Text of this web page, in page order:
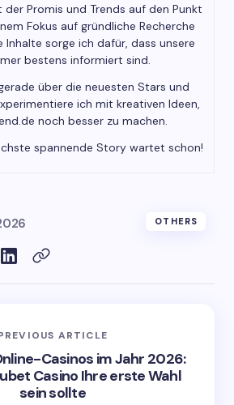
der Promis und Trends auf den Punkt
Fokus auf gründliche Recherche
sorge ich dafür, dass unsere
bestens informiert sind.
über die neuesten Stars und
ich mit kreativen Ideen,
noch besser zu machen.
spannende Story wartet schon!
OTHERS
ARTICLE
Casinos im Jahr 2026:
Casino Ihre erste Wahl
sein sollte